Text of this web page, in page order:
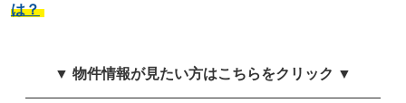
は？
▼ 物件情報が見たい方はこちらをクリック ▼